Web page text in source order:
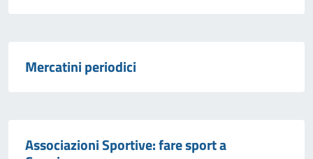
Mercatini periodici
Associazioni Sportive: fare sport a